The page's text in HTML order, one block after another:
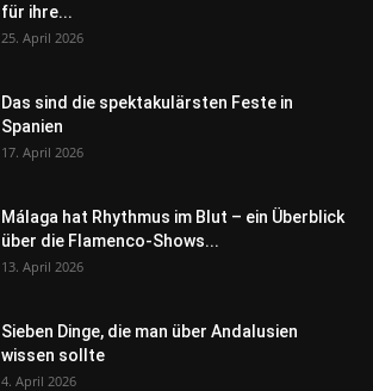
für ihre...
25. April 2026
Das sind die spektakulärsten Feste in
Spanien
17. April 2026
Málaga hat Rhythmus im Blut – ein Überblick
über die Flamenco-Shows...
13. April 2026
Sieben Dinge, die man über Andalusien
wissen sollte
4. April 2026